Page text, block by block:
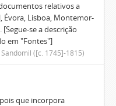
relativos a
Évora, Lisboa, Montemor-
se a descrição
em "Fontes"]
([c. 1745]-1815)
que incorpora